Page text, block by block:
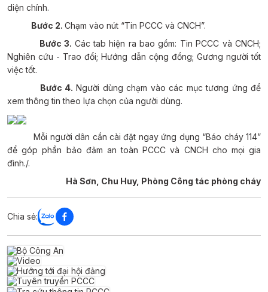
diện chính.
Bước 2. Chạm vào nút “Tin PCCC và CNCH”.
Bước 3. Các tab hiện ra bao gồm: Tin PCCC và CNCH;
Nghiên cứu - Trao đổi; Hướng dẫn cộng đồng; Gương người tốt
việc tốt.
Bước 4. Người dùng chạm vào các mục tương ứng để
xem thông tin theo lựa chọn của người dùng.
Mỗi người dân cần cài đặt ngay ứng dụng “Báo cháy 114”
để góp phần bảo đảm an toàn PCCC và CNCH cho mọi gia
đình./.
Hà Sơn, Chu Huy, Phòng Công tác phòng cháy
Chia sẻ: